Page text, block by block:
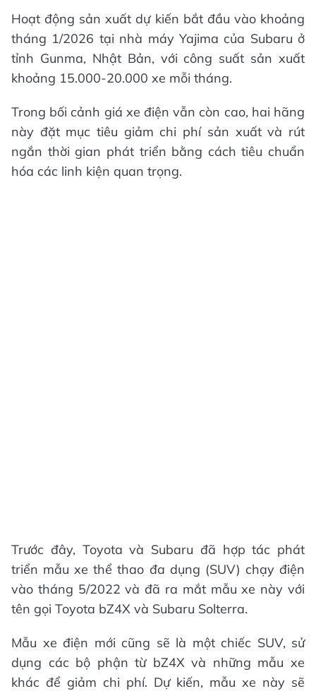
Hoạt động sản xuất dự kiến bắt đầu vào khoảng
tháng 1/2026 tại nhà máy Yajima của Subaru ở
tỉnh Gunma, Nhật Bản, với công suất sản xuất
khoảng 15.000-20.000 xe mỗi tháng.
Trong bối cảnh giá xe điện vẫn còn cao, hai hãng
này đặt mục tiêu giảm chi phí sản xuất và rút
ngắn thời gian phát triển bằng cách tiêu chuẩn
hóa các linh kiện quan trọng.
Trước đây, Toyota và Subaru đã hợp tác phát
triển mẫu xe thể thao đa dụng (SUV) chạy điện
vào tháng 5/2022 và đã ra mắt mẫu xe này với
tên gọi Toyota bZ4X và Subaru Solterra.
Mẫu xe điện mới cũng sẽ là một chiếc SUV, sử
dụng các bộ phận từ bZ4X và những mẫu xe
khác để giảm chi phí. Dự kiến, mẫu xe này sẽ